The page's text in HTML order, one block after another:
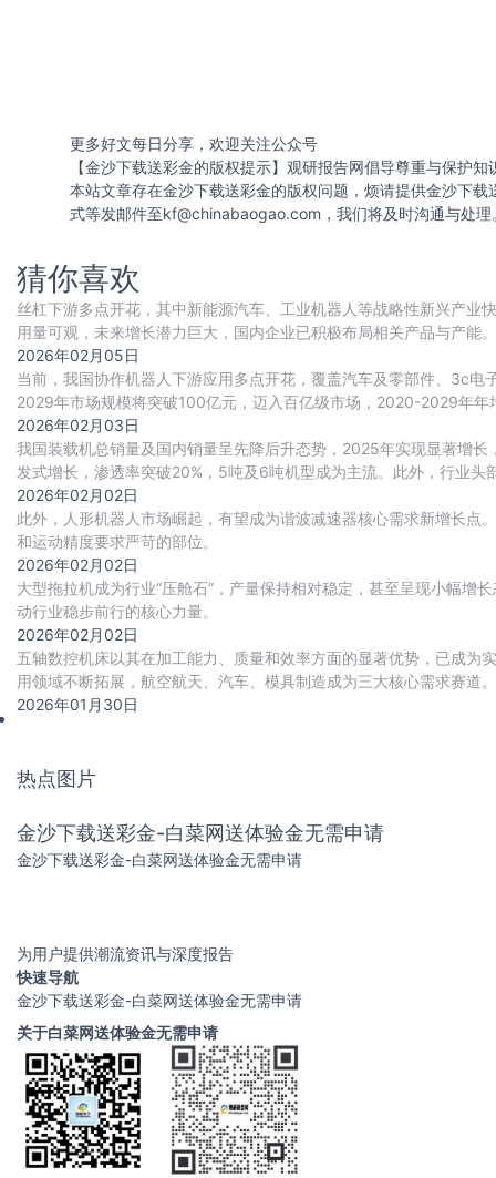
更多好文每日分享，欢迎关注公众号
【金沙下载送彩金的版权提示】观研报告网倡导尊重与保护
本站文章存在金沙下载送彩金的版权问题，烦请提供金沙下
式等发邮件至kf@chinabaogao.com ，我们将及时沟通与处理
猜你喜欢
丝杠下游多点开花，其中新能源汽车、工业机器人等战略性新兴产
用量可观，未来增长潜力巨大，国内企业已积极布局相关产品与产
建设实现多重突破，推动行业国产替代进程持续加
2026年02月05日
当前，我国协作机器人下游应用多点开花，覆盖汽车及零部件、3c
2029年市场规模将突破100亿元，迈入百亿级市场，2020-2029年
2026年02月03日
我国装载机总销量及国内销量呈先降后升态势，2025年实现显著增
发式增长，渗透率突破20%，5吨及6吨机型成为主流。此外，行业
2026年02月02日
此外，人形机器人市场崛起，有望成为谐波减速器核心需求新增长
和运动精度要求严苛的部位。
2026年02月02日
大型拖拉机成为行业“压舱石”，产量保持相对稳定，甚至呈现小幅
动行业稳步前行的核心力量。
2026年02月02日
五轴数控机床以其在加工能力、质量和效率方面的显著优势，已成
用领域不断拓展，航空航天、汽车、模具制造成为三大核心需求赛
代进程加速推进，国产化率从2020年的18
2026年01月30日
热点图片
金沙下载送彩金-白菜网送体验金无需申请
金沙下载送彩金-白菜网送体验金无需申请
为用户提供潮流资讯与深度报告
快速导航
金沙下载送彩金-白菜网送体验金无需申请
关于白菜网送体验金无需申请